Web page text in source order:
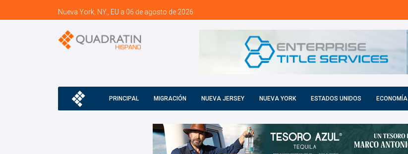
Nueva York, NY., EU a 06 de agosto de 2026
PRINCIPAL MIGRACIÓN NUEVA JERSEY NUEVA YORK ESTADOS UNIDOS ECONOMÍA